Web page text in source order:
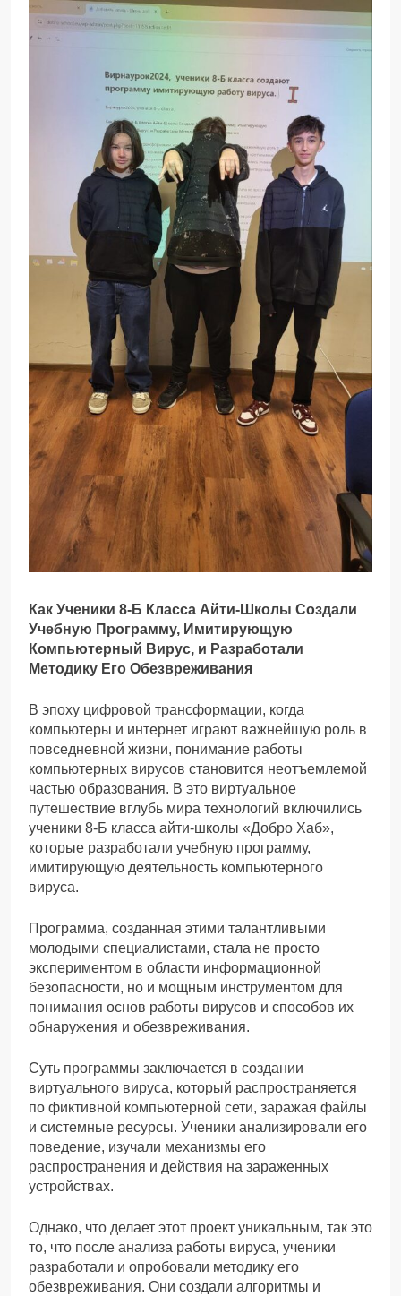
Как Ученики 8-Б Класса Айти-Школы Создали
Учебную Программу, Имитирующую
Компьютерный Вирус, и Разработали
Методику Его Обезвреживания
В эпоху цифровой трансформации, когда
компьютеры и интернет играют важнейшую роль в
повседневной жизни, понимание работы
компьютерных вирусов становится неотъемлемой
частью образования. В это виртуальное
путешествие вглубь мира технологий включились
ученики 8-Б класса айти-школы «Добро Хаб»,
которые разработали учебную программу,
имитирующую деятельность компьютерного
вируса.
Программа, созданная этими талантливыми
молодыми специалистами, стала не просто
экспериментом в области информационной
безопасности, но и мощным инструментом для
понимания основ работы вирусов и способов их
обнаружения и обезвреживания.
Суть программы заключается в создании
виртуального вируса, который распространяется
по фиктивной компьютерной сети, заражая файлы
и системные ресурсы. Ученики анализировали его
поведение, изучали механизмы его
распространения и действия на зараженных
устройствах.
Однако, что делает этот проект уникальным, так это
то, что после анализа работы вируса, ученики
разработали и опробовали методику его
обезвреживания. Они создали алгоритмы и